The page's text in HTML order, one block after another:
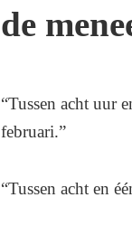
de
“Tussen acht uur
februari.”
“Tussen acht en